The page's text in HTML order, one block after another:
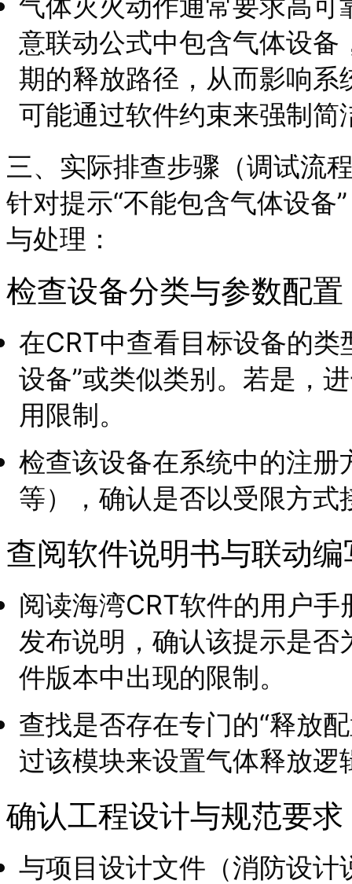
意联动公式中包含气体设
期的释放路径，从而影响
可能通过软件约束来强制简
三、实际排查步骤（调试流
针对提示“不能包含气体设备
与处理：
检查设备分类与参数配置
在CRT中查看目标设备的
设备”或类似类别。若是，
用限制。
检查该设备在系统中的注
等），确认是否以受限方式
查阅软件说明书与联动编
阅读海湾CRT软件的用户
发布说明，确认该提示是
件版本中出现的限制。
查找是否存在专门的“释放
过该模块来设置气体释放逻
确认工程设计与规范要求
与项目设计文件（消防设